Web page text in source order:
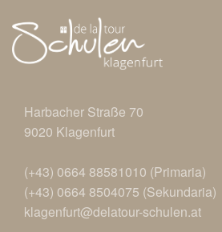
Harbacher Straße 70
9020 Klagenfurt
(+43) 0664 88581010 (Primaria)
(+43) 0664 8504075 (Sekundaria)
klagenfurt@delatour-schulen.at